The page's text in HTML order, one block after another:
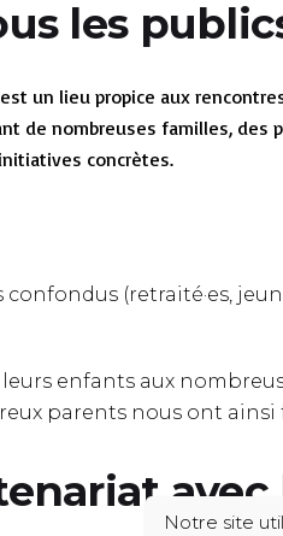
les
un lieu propice aux
de nombreuses familles,
concrètes.
(retraité·es,
enfants aux
parents nous ont
Notre site